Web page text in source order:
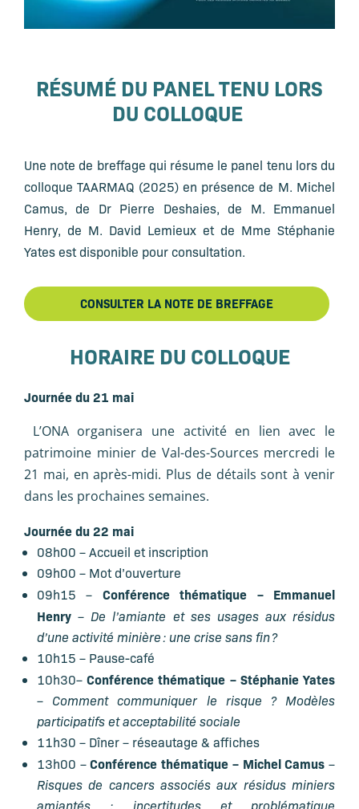
RÉSUMÉ DU PANEL TENU LORS
DU COLLOQUE
Une note de breffage qui résume le panel tenu lors du
colloque TAARMAQ (2025) en présence de M. Michel
Camus, de Dr Pierre Deshaies, de M. Emmanuel
Henry, de M. David Lemieux et de Mme Stéphanie
Yates est disponible pour consultation.
CONSULTER LA NOTE DE BREFFAGE
HORAIRE DU COLLOQUE
Journée du 21 mai
L’ONA organisera une activité en lien avec le
patrimoine minier de Val-des-Sources mercredi le
21 mai, en après-midi. Plus de détails sont à venir
dans les prochaines semaines.
Journée du 22 mai
08h00 – Accueil et inscription
09h00 – Mot d’ouverture
09h15 – Conférence thématique – Emmanuel
Henry – De l’amiante et ses usages aux résidus
d’une activité minière : une crise sans fin ?
10h15 – Pause-café
10h30–Conférence thématique – Stéphanie Yates
– Comment communiquer le risque ? Modèles
participatifs et acceptabilité sociale
11h30 – Dîner – réseautage & affiches
13h00 –Conférence thématique – Michel Camus –
Risques de cancers associés aux résidus miniers
amiantés : incertitudes et problématique